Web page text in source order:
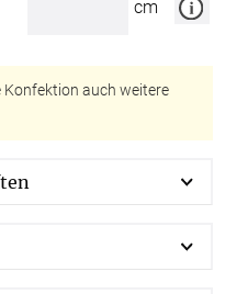
cm
Konfektion auch weitere